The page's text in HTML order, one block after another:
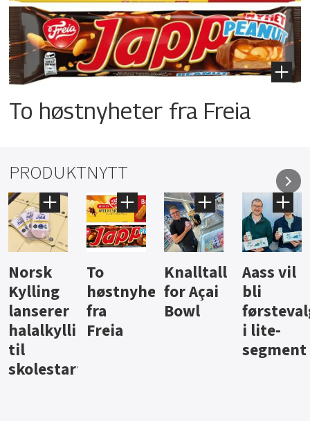
To høstnyheter fra Freia
PRODUKTNYTT
Knalltall
for Açai
Bowl
Aass vil
bli
førstevalg
i lite-
Brus og
jus fra
Berentsen
Hard
iste fra
Hansa